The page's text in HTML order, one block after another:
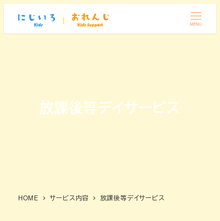
MENU
放課後等デイサービス
HOME サービス内容 放課後等デイサービス